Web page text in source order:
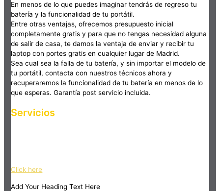
En menos de lo que puedes imaginar tendrás de regreso tu
batería y la funcionalidad de tu portátil.
Entre otras ventajas, ofrecemos presupuesto inicial
completamente gratis y para que no tengas necesidad alguna
de salir de casa, te damos la ventaja de enviar y recibir tu
laptop con portes gratis en cualquier lugar de Madrid.
Sea cual sea la falla de tu batería, y sin importar el modelo de
tu portátil, contacta con nuestros técnicos ahora y
recuperaremos la funcionalidad de tu batería en menos de lo
que esperas. Garantía post servicio incluida.
Servicios
Click here
Add Your Heading Text Here